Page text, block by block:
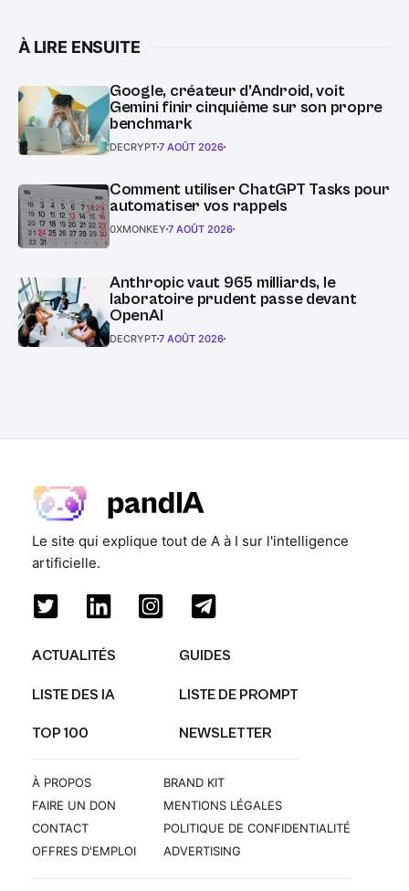
À LIRE ENSUITE
Google, créateur d’Android, voit
Gemini finir cinquième sur son propre
benchmark
DECRYPT7 AOÛT 2026
Comment utiliser ChatGPT Tasks pour
automatiser vos rappels
0XMONKEY 7 AOÛT 2026
Anthropic vaut 965 milliards, le
laboratoire prudent passe devant
OpenAI
DECRYPT7 AOÛT 2026
Le site qui explique tout de A à I sur l'intelligence
artificielle.
ACTUALITÉS GUIDES
LISTE DES IA LISTE DE PROMPT
TOP 100 NEWSLETTER
À PROPOS
FAIRE UN DON
CONTACT
OFFRES D'EMPLOI
BRAND KIT
MENTIONS LÉGALES
POLITIQUE DE CONFIDENTIALITÉ
ADVERTISING